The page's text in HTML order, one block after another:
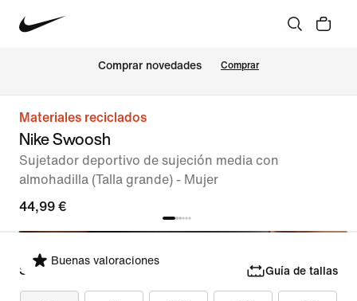
Comprar novedades Comprar
Materiales reciclados
Nike Swoosh
Sujetador deportivo de sujeción media con
almohadilla (Talla grande) - Mujer
44,99 €
Buenas valoraciones
Selecciona tu talla Guía de tallas